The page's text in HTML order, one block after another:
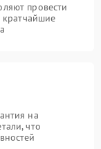
провести
кратчайшие
на
что